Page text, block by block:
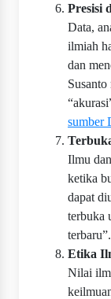
Presisi
Data,
ilmiah
dan
sumber
Ilmu
ketika
dapat
terbuka
terbaru”.
Etika
Nilai